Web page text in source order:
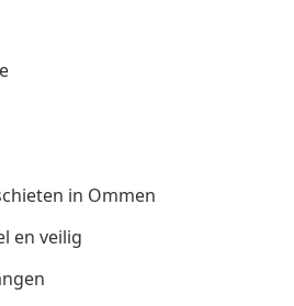
in Ommen
en veilig